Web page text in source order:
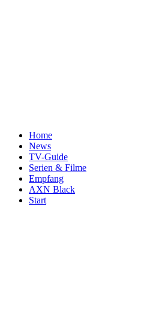
Home
News
TV-Guide
Serien & Filme
Empfang
AXN Black
Start